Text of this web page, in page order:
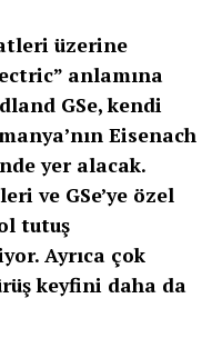
üzerine
anlamına
GSe, kendi
Eisenach
yer alacak.
ve GSe’ye özel
tutuş
Ayrıca çok
keyfini daha da